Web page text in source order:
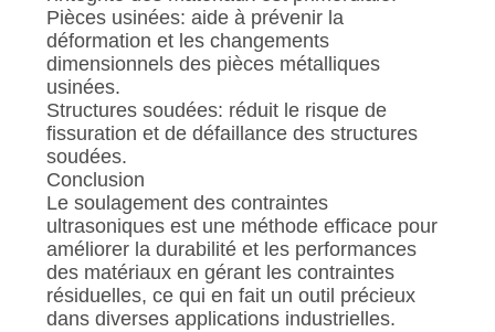
Pièces usinées: aide à prévenir la
déformation et les changements
dimensionnels des pièces métalliques
usinées.
Structures soudées: réduit le risque de
fissuration et de défaillance des structures
soudées.
Conclusion
Le soulagement des contraintes
ultrasoniques est une méthode efficace pour
améliorer la durabilité et les performances
des matériaux en gérant les contraintes
résiduelles, ce qui en fait un outil précieux
dans diverses applications industrielles.